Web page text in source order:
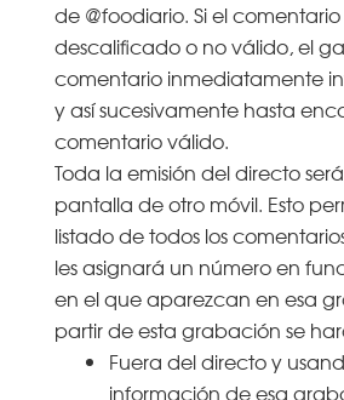
de @foodiario. Si el
descalificado o no válido, el
comentario inmediatamente
y así sucesivamente hasta
comentario válido.
Toda la emisión del directo
pantalla de otro móvil. Esto
listado de todos los
les asignará un número en
en el que aparezcan en esa
partir de esta grabación se
Fuera del directo y
información de esa